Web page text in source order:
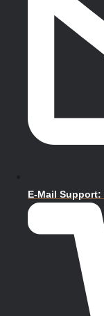
E-Mail Support: